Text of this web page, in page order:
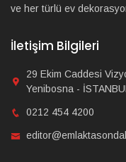
ve her türlü ev
İletişim Bilgileri
29 Ekim Caddesi
Yenibosna -
0212 454 4200